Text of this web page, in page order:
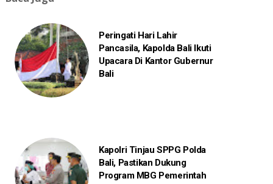
Peringati Hari Lahir
Pancasila, Kapolda Bali Ikuti
Upacara Di Kantor Gubernur
Bali
Kapolri Tinjau SPPG Polda
Bali, Pastikan Dukung
Program MBG Pemerintah